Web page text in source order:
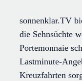
sonnenklar.TV
die Sehnsüchte
Portemonnaie
Lastminute-
Kreuzfahrten